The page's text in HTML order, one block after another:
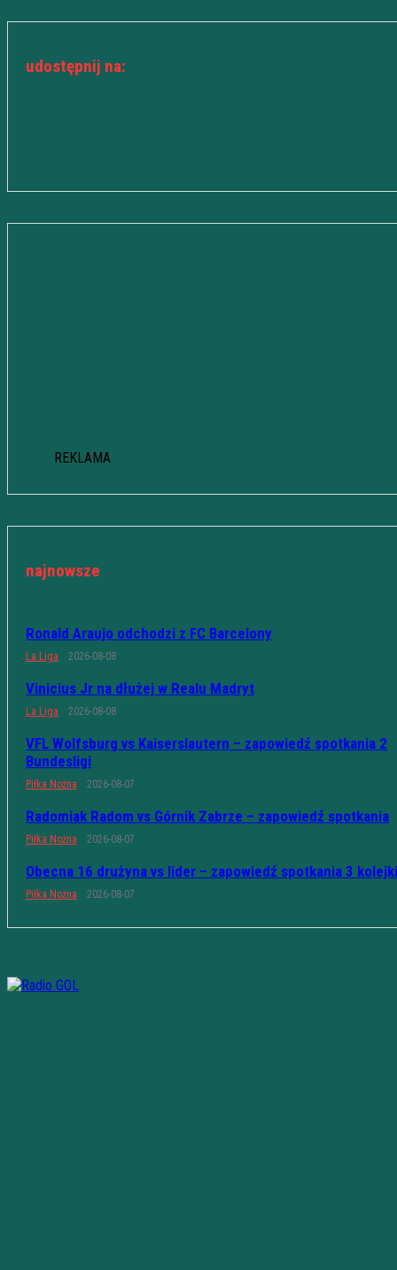
udostępnij na:
REKLAMA
najnowsze
Ronald Araujo odchodzi z FC Barcelony
La Liga 2026-08-08
Vinicius Jr na dłużej w Realu Madryt
La Liga 2026-08-08
VFL Wolfsburg vs Kaiserslautern – zapowiedź spotkania 2
Bundesligi
Piłka Nożna 2026-08-07
Radomiak Radom vs Górnik Zabrze – zapowiedź spotkania
Piłka Nożna 2026-08-07
Obecna 16 drużyna vs lider – zapowiedź spotkania 3 kolejki
Piłka Nożna 2026-08-07